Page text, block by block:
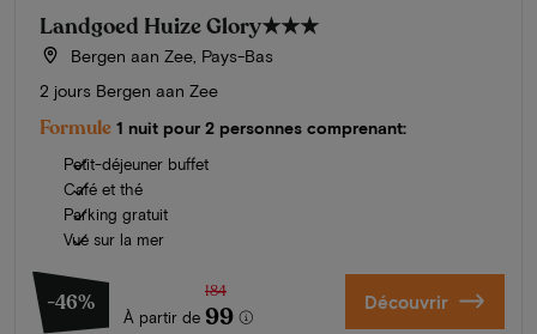
Landgoed Huize Glory★★★
Bergen aan Zee, Pays-Bas
2 jours Bergen aan Zee
Formule 1 nuit pour 2 personnes comprenant:
Petit-déjeuner buffet
Café et thé
Parking gratuit
Vue sur la mer
-46%
À partir de
184
99 Découvrir